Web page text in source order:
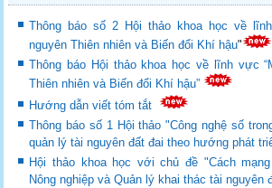
Thông báo số 2 Hội thảo khoa học về
nguyên Thiên nhiên và Biến đổi Khí hậu"
Thông báo Hội thảo khoa học về lĩnh vực
Thiên nhiên và Biến đổi Khí hậu”
Hướng dẫn viết tóm tắt
Thông báo số 1 Hội thảo "Công nghệ số
quản lý tài nguyên đất đai theo hướng phát
Hội thảo khoa học với chủ đề "Cách
Nông nghiệp và Quản lý khai thác tài nguyên